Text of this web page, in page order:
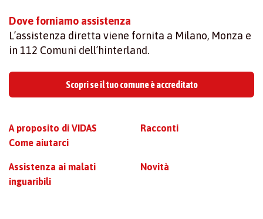
Dove forniamo assistenza
L’assistenza diretta viene fornita a Milano, Monza e
in 112 Comuni dell’hinterland.
Scopri se il tuo comune è accreditato
A proposito di VIDAS
Come aiutarci
Assistenza ai malati
inguaribili
Racconti
Novità